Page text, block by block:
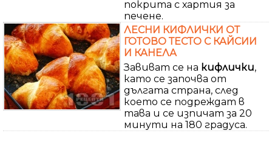
покрита с хартия за
печене.
ЛЕСНИ КИФЛИЧКИ ОТ
ГОТОВО ТЕСТО С КАЙСИИ
И КАНЕЛА
Завиват се на кифлички,
като се започва от
дългата страна, след
което се подреждат в
тава и се изпичат за 20
минути на 180 градуса.